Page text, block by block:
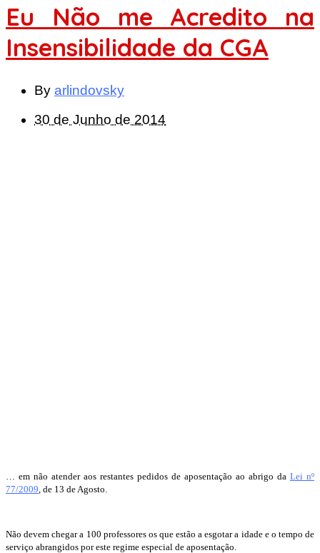
Eu Não me Acredito na
Insensibilidade da CGA
By arlindovsky
30 de Junho de 2014
… em não atender aos restantes pedidos de aposentação ao abrigo da Lei nº
77/2009, de 13 de Agosto.
Não devem chegar a 100 professores os que estão a esgotar a idade e o tempo de
serviço abrangidos por este regime especial de aposentação.